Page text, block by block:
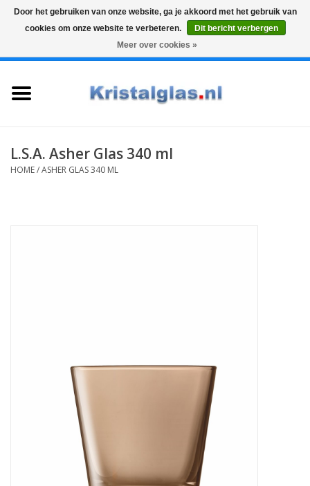
Graveren
Karaffen
L.S.A. Asher Glas 340 ml
HOME/ASHER GLAS 340 ML
Door het gebruiken van onze website, ga je akkoord met het gebruik van
cookies om onze website te verbeteren.
Dit bericht verbergen
Meer over cookies »